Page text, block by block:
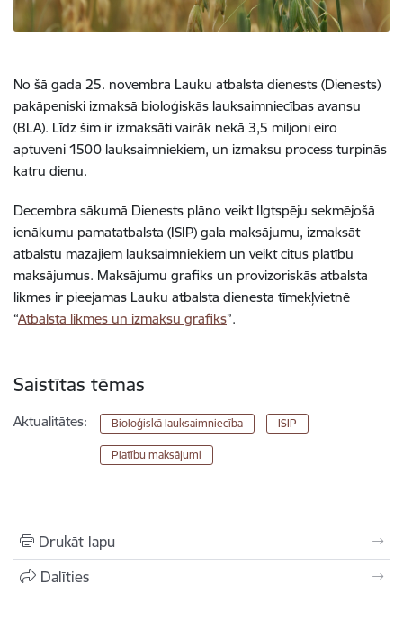
No šā gada 25. novembra Lauku atbalsta dienests (Dienests)
pakāpeniski izmaksā bioloģiskās lauksaimniecības avansu
(BLA). Līdz šim ir izmaksāti vairāk nekā 3,5 miljoni eiro
aptuveni 1500 lauksaimniekiem, un izmaksu process turpinās
katru dienu.
Decembra sākumā Dienests plāno veikt Ilgtspēju sekmējošā
ienākumu pamatatbalsta (ISIP) gala maksājumu, izmaksāt
atbalstu mazajiem lauksaimniekiem un veikt citus platību
maksājumus. Maksājumu grafiks un provizoriskās atbalsta
likmes ir pieejamas Lauku atbalsta dienesta tīmekļvietnē
“Atbalsta likmes un izmaksu grafiks”.
Saistītas tēmas
Aktualitātes: Bioloģiskā lauksaimniecība ISIP
Platību maksājumi
Drukāt lapu
Dalīties